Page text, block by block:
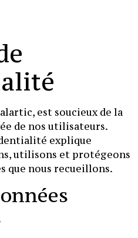
est soucieux de la
de nos utilisateurs.
explique
utilisons et protégeons
que nous recueillons.